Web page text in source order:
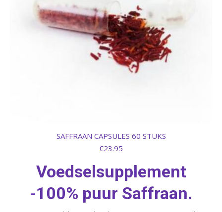
SAFFRAAN CAPSULES 60 STUKS
€23.95
Voedselsupplement
-100% puur Saffraan.